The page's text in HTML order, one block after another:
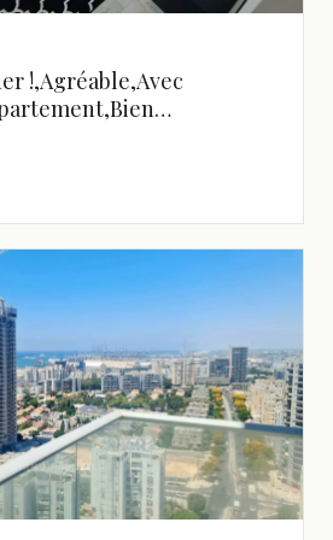
!,Agréable,Avec